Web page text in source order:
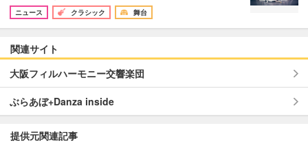
ニュース
クラシック 舞台
関連サイト
大阪フィルハーモニー交響楽団
ぶらあぼ+Danza inside
提供元関連記事